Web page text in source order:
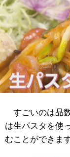
すごいのは品
は生パスタを使
むことができます